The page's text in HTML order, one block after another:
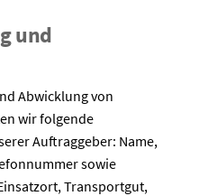
und
Abwicklung von
wir folgende
Auftraggeber: Name,
sowie
Transportgut,